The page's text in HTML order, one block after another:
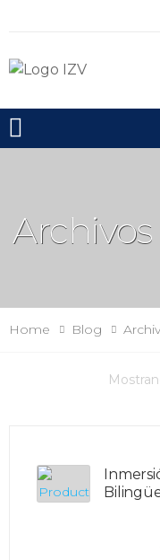
Toggle
Archivos
Home Blog